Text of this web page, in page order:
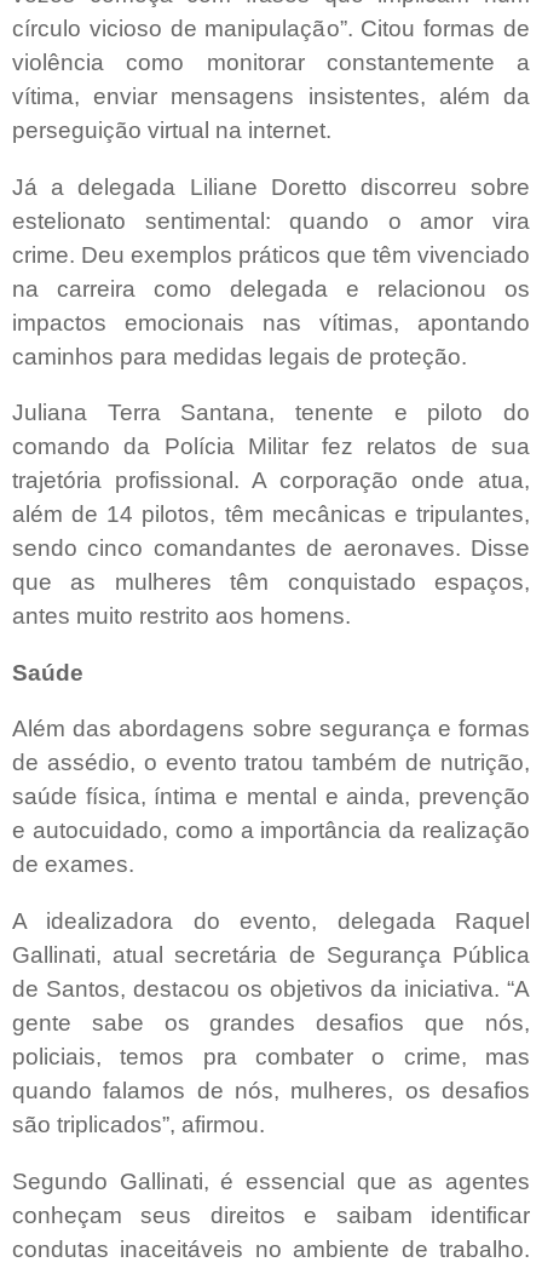
círculo vicioso de manipulação”. Citou formas de
violência como monitorar constantemente a
vítima, enviar mensagens insistentes, além da
perseguição virtual na internet.
Já a delegada Liliane Doretto discorreu sobre
estelionato sentimental: quando o amor vira
crime. Deu exemplos práticos que têm vivenciado
na carreira como delegada e relacionou os
impactos emocionais nas vítimas, apontando
caminhos para medidas legais de proteção.
Juliana Terra Santana, tenente e piloto do
comando da Polícia Militar fez relatos de sua
trajetória profissional. A corporação onde atua,
além de 14 pilotos, têm mecânicas e tripulantes,
sendo cinco comandantes de aeronaves. Disse
que as mulheres têm conquistado espaços,
antes muito restrito aos homens.
Saúde
Além das abordagens sobre segurança e formas
de assédio, o evento tratou também de nutrição,
saúde física, íntima e mental e ainda, prevenção
e autocuidado, como a importância da realização
de exames.
A idealizadora do evento, delegada Raquel
Gallinati, atual secretária de Segurança Pública
de Santos, destacou os objetivos da iniciativa. “A
gente sabe os grandes desafios que nós,
policiais, temos pra combater o crime, mas
quando falamos de nós, mulheres, os desafios
são triplicados”, afirmou.
Segundo Gallinati, é essencial que as agentes
conheçam seus direitos e saibam identificar
condutas inaceitáveis no ambiente de trabalho.